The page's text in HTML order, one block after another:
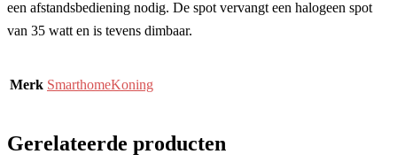
een afstandsbediening nodig. De spot vervangt een halogeen spot
van 35 watt en is tevens dimbaar.
Merk SmarthomeKoning
Gerelateerde producten